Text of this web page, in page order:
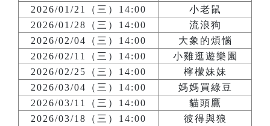
2026/01/21（三）14:00
小老鼠
2026/01/28（三）14:00
流浪狗
2026/02/04（三）14:00
大象的煩惱
2026/02/11（三）14:00
小雞逛遊樂園
2026/02/25（三）14:00
檸檬妹妹
2026/03/04（三）14:00
媽媽買綠豆
2026/03/11（三）14:00
貓頭鷹
2026/03/18（三）14:00
彼得與狼